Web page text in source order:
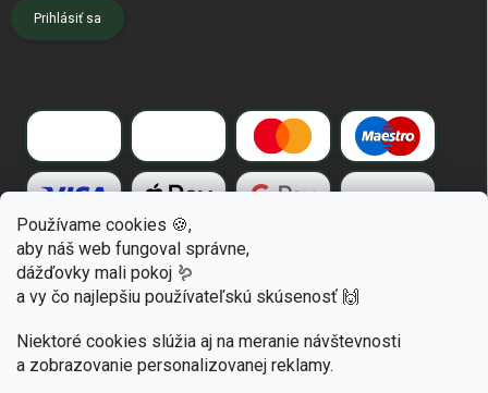
Používame cookies 🍪,
aby náš web fungoval správne,
dážďovky mali pokoj 🪱
a vy čo najlepšiu používateľskú skúsenosť 🙌
Niektoré cookies slúžia aj na meranie návštevnosti
a zobrazovanie personalizovanej reklamy.
Prihlásiť sa